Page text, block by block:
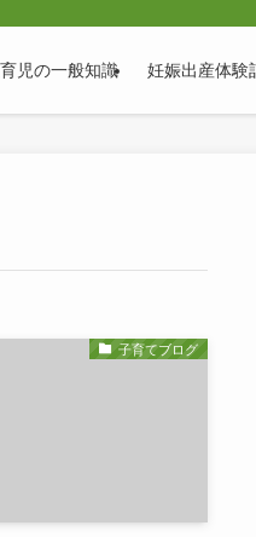
児の一般知識 妊娠出産体験
子育てブログ